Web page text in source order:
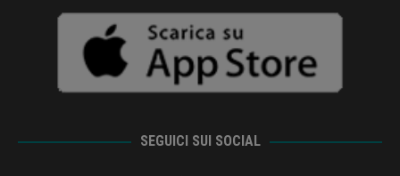
SEGUICI SUI SOCIAL